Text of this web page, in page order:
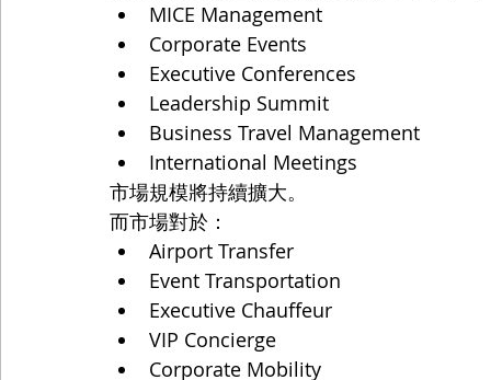
MICE Management
Corporate Events
Executive Conferences
Leadership Summit
Business Travel Management
International Meetings
市場規模將持續擴大。
而市場對於：
Airport Transfer
Event Transportation
Executive Chauffeur
VIP Concierge
Corporate Mobility